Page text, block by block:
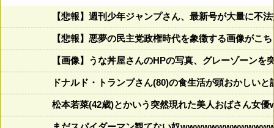
【悲報】週刊少年ジャンプさん、最新号が大量に不
【悲報】悪夢の民主党政権時代を象徴する画像がこ
【画像】うな丼屋さんのHPの写真、グレーゾーンを
ドナルド・トランプさん(80)の食生活が頭おかしい
松本若菜(42歳)とかいう突然現れた美人おばさん女優